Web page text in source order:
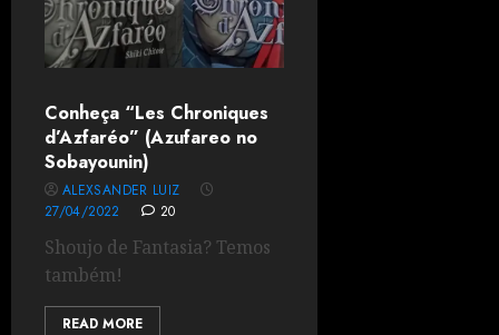
Conheça “Les Chroniques
d’Azfaréo” (Azufareo no
Sobayounin)
ALEXSANDER LUIZ
27/04/2022
20
Shoujo de Fantasia? Temos
também!
READ MORE